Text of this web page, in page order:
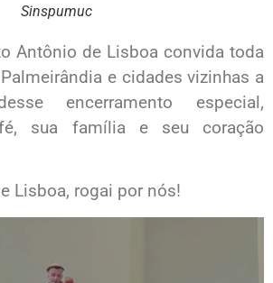
Sinspumuc
Antônio de Lisboa convida toda
e cidades vizinhas a
encerramento especial,
sua família e seu coração
Lisboa, rogai por nós!